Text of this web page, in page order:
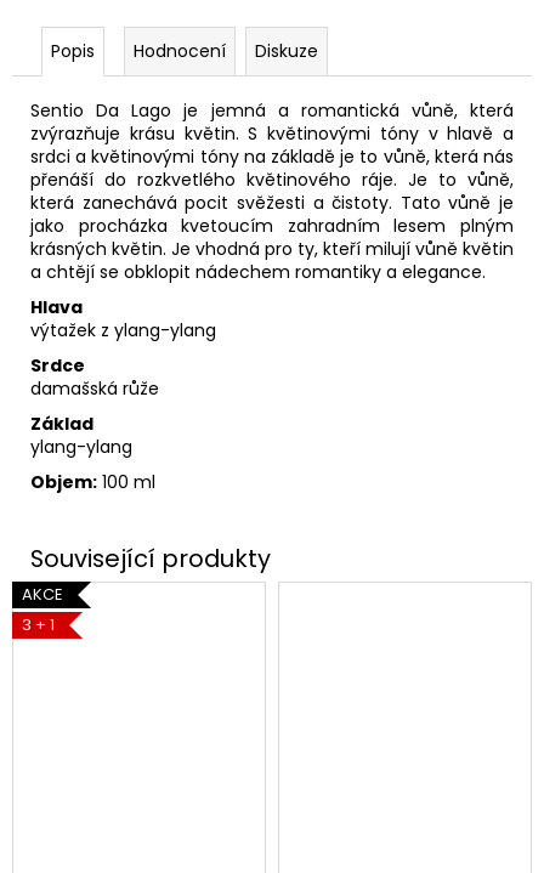
Popis Hodnocení Diskuze
Sentio Da Lago je jemná a romantická vůně, která
zvýrazňuje krásu květin. S květinovými tóny v hlavě a
srdci a květinovými tóny na základě je to vůně, která nás
přenáší do rozkvetlého květinového ráje. Je to vůně,
která zanechává pocit svěžesti a čistoty. Tato vůně je
jako procházka kvetoucím zahradním lesem plným
krásných květin. Je vhodná pro ty, kteří milují vůně květin
a chtějí se obklopit nádechem romantiky a elegance.
Hlava
výtažek z ylang-ylang
Srdce
damašská růže
Základ
ylang-ylang
Objem: 100 ml
AKCE
3 + 1